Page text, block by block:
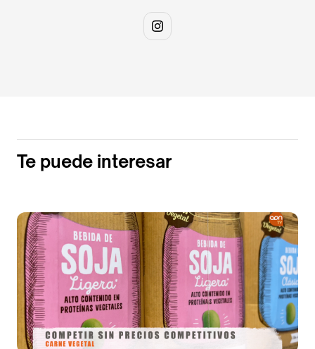
Te puede interesar